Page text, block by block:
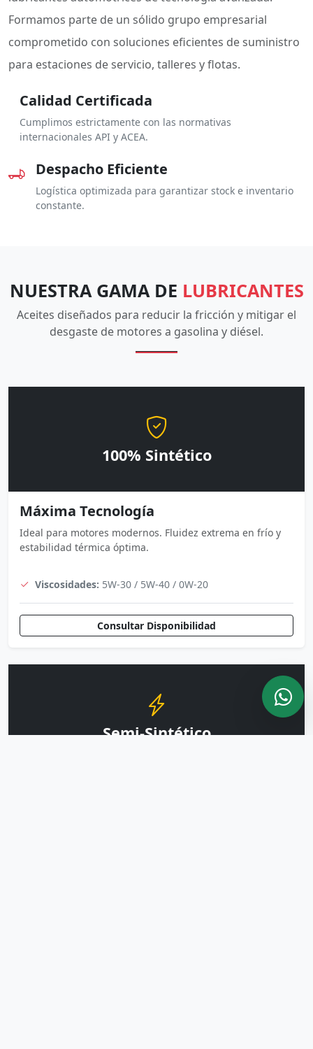
Formamos parte de un sólido grupo empresarial
comprometido con soluciones eficientes de suministro
para estaciones de servicio, talleres y flotas.
Calidad Certificada
Cumplimos estrictamente con las normativas
internacionales API y ACEA.
Despacho Eficiente
Logística optimizada para garantizar stock e inventario
constante.
NUESTRA GAMA DE LUBRICANTES
Aceites diseñados para reducir la fricción y mitigar el
desgaste de motores a gasolina y diésel.
100% Sintético
Máxima Tecnología
Ideal para motores modernos. Fluidez extrema en frío y
estabilidad térmica óptima.
Viscosidades: 5W-30 / 5W-40 / 0W-20
Consultar Disponibilidad
Semi-Sintético